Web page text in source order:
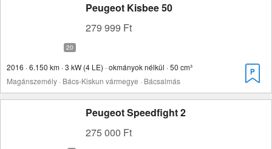
Peugeot Kisbee 50
279 999 Ft
2016 · 6.150 km · 3 kW (4 LE) · okmányok nélkül · 50 cm³
Magánszemély · Bács-Kiskun vármegye · Bácsalmás
Peugeot Speedfight 2
275 000 Ft